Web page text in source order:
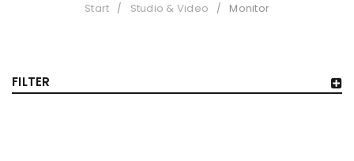
Start / Studio & Video / Monitor
FILTER